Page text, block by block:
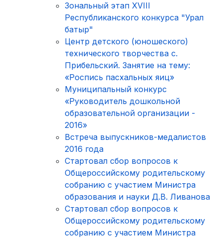
Зональный этап XVIII
Республиканского конкурса "Урал
батыр"
Центр детского (юношеского)
технического творчества с.
Прибельский. Занятие на тему:
«Роспись пасхальных яиц»
Муниципальный конкурс
«Руководитель дошкольной
образовательной организации -
2016»
Встреча выпускников-медалистов
2016 года
Стартовал сбор вопросов к
Общероссийскому родительскому
собранию с участием Министра
образования и науки Д.В. Ливанова
Стартовал сбор вопросов к
Общероссийскому родительскому
собранию с участием Министра